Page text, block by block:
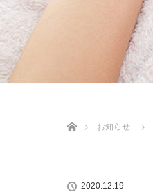
お知らせ
2020.12.19